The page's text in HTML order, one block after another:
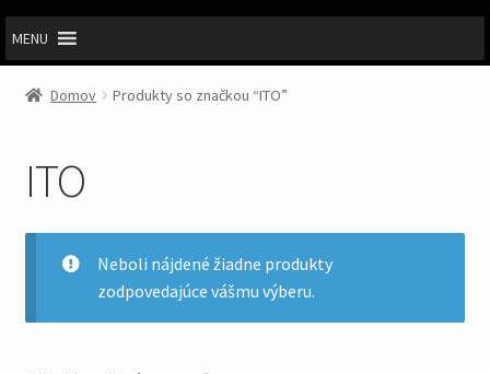
MENU
Domov Produkty so značkou “ITO”
ITO
Neboli nájdené žiadne produkty
zodpovedajúce vášmu výberu.